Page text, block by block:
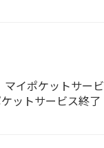
イポケットサービ
ットサービス終了